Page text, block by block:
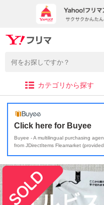
カテゴリから探す
Click here for Buyee
Buyee - A multilingual purchasing
from JDirectItems Fleamarket